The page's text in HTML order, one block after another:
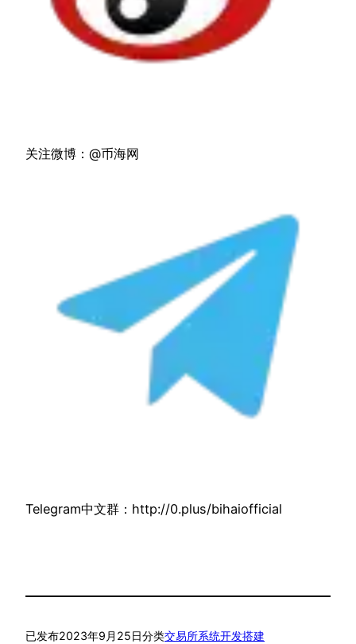
关注微博：@币海网
Telegram中文群：http://0.plus/bihaiofficial
已发布2023年9月25日分类交易所系统开发搭建